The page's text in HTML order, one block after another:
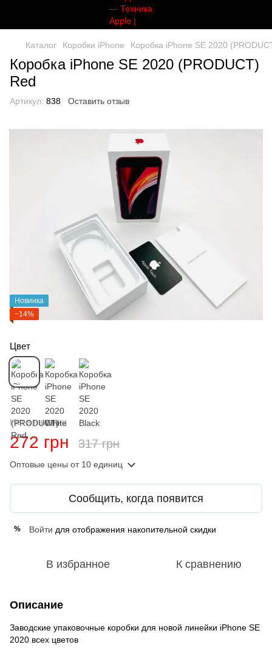
Каталог Коробки iPhone Коробка iPhone SE 2020
Коробка iPhone SE 2020 (PRODUCT)
Red
Артикул: 838 Оставить отзыв
Новинка
−14%
Цвет
Нет в наличии
272 грн 317 грн
Оптовые цены от 10 единиц
Сообщить, когда появится
% Войти для отображения накопительной скидки
В избранное К сравнению
Описание
Заводские упаковочные коробки для новой линейки iPhone SE
2020 всех цветов